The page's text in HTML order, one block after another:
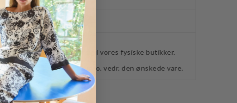
webshoppen, befinder sig i vores fysiske butikker.
forretning for ydeligere info. vedr. den ønskede vare.